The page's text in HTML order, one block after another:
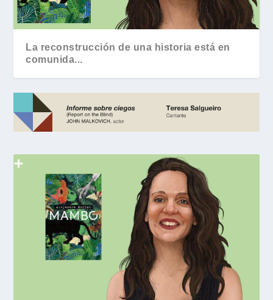
La reconstrucción de una historia está en
comunida...